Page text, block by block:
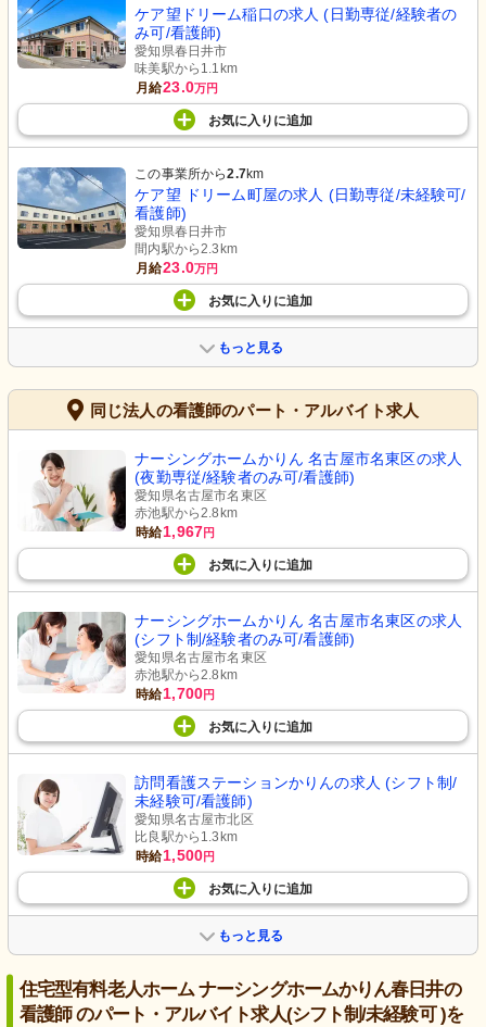
ケア望ドリーム稲口の求人 (日勤専従/経験者の
み可/看護師)
愛知県春日井市
味美駅から1.1km
月給23.0万円
お気に入り に追加
この事業所から2.7km
ケア望 ドリーム町屋の求人 (日勤専従/未経験可/
看護師)
愛知県春日井市
間内駅から2.3km
月給23.0万円
お気に入り に追加
もっと見る
同じ法人の看護師のパート・アルバイト求人
ナーシングホームかりん 名古屋市名東区の求人
(夜勤専従/経験者のみ可/看護師)
愛知県名古屋市名東区
赤池駅から2.8km
時給1,967円
お気に入り に追加
ナーシングホームかりん 名古屋市名東区の求人
(シフト制/経験者のみ可/看護師)
愛知県名古屋市名東区
赤池駅から2.8km
時給1,700円
お気に入り に追加
訪問看護ステーションかりんの求人 (シフト制/
未経験可/看護師)
愛知県名古屋市北区
比良駅から1.3km
時給1,500円
お気に入り に追加
もっと見る
住宅型有料老人ホーム ナーシングホームかりん春日井の
看護師 のパート・アルバイト求人(シフト制/未経験可 )を